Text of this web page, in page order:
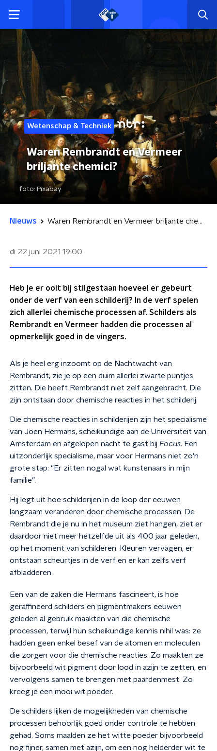
Wetenschap & Techniek
Waren Rembrandt en Vermeer
briljante chemici?
foto: Pixabay
Nieuws Waren Rembrandt en Vermeer briljante chemici?
di 22 juni 2021 19:00
Heb je er ooit bij stilgestaan hoeveel er gebeurt
onder de verf van een schilderij? In de verf spelen
zich allerlei chemische processen af. Schilders als
Rembrandt en Vermeer hadden die processen al
opmerkelijk goed in de vingers.
Als je heel erg inzoomt op de Nachtwacht van
Rembrandt, zie je op een duim allerlei zwarte puntjes
zitten. Die heeft Rembrandt niet zelf aangebracht. Die
zijn ontstaan door chemische reacties in het schilderij.
Die chemische reacties in schilderijen zijn het specialisme
van Joen Hermans, scheikundige aan de Universiteit van
Amsterdam en afgelopen nacht te gast bij Focus. Een
uitzonderlijk specialisme, maar voor Hermans niet zo’n
grote stap: “Er zitten nogal wat kunstenaars in mijn
familie”.
Hij legt uit hoe schilderijen in de loop der eeuwen
langzaam veranderen door chemische processen. De
Rembrandt die je nu in het museum ziet hangen, ziet er
daardoor niet meer hetzelfde uit als 400 jaar geleden,
op het moment van schilderen. Kleuren vervagen, er
ontstaan scheurtjes in de verf en er kan zelfs verf
afbladderen.
Een van de zaken die Hermans fascineert, is hoe
geraffineerd schilders en pigmentmakers eeuwen
geleden al gebruik maakten van die chemische
processen, terwijl hun scheikundige kennis nihil was: ze
hadden geen enkel besef van de atomen en moleculen
die zorgen voor die chemische reacties. Zo maakten ze
bijvoorbeeld wit pigment door lood in azijn te zetten, en
vervolgens samen te brengen met paardenmest. Zo
kreeg je een mooi wit poeder.
De schilders lijken de mogelijkheden van chemische
processen behoorlijk goed onder controle te hebben
gehad. Soms maalden ze het witte poeder bijvoorbeeld
nog fijner, samen met azijn, om een nog helderder wit te